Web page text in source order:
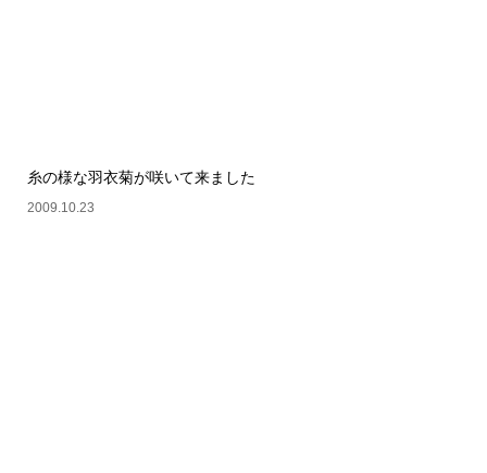
糸の様な羽衣菊が咲いて来ました
2009.10.23